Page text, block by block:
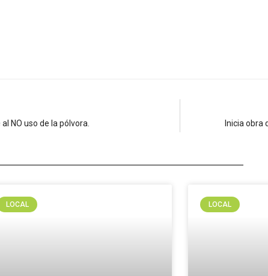
NO uso de la pólvora.
Inicia obra
LOCAL LOCAL